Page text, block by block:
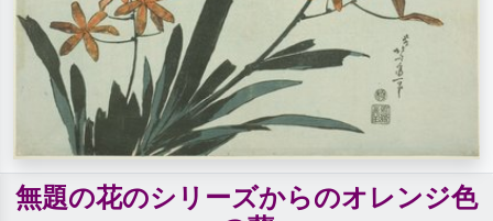
無題の花のシリーズからのオレンジ色